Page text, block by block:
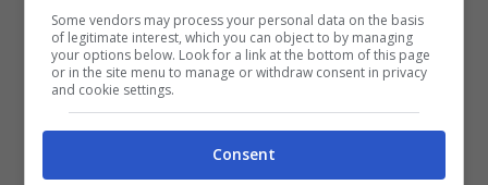
anche il tempo discrivere un libro, “Storie
d’Italia”, nel quale racconta storie e spaccati
di vita del nostro Paese. È rimasto all’estero
per parecchio tempo, viaggiando da una
parte all’altra del Globo.
Some vendors may process your personal data on the basis
of legitimate interest, which you can object to by managing
your options below. Look for a link at the bottom of this page
or in the site menu to manage or withdraw consent in privacy
and cookie settings.
Consent